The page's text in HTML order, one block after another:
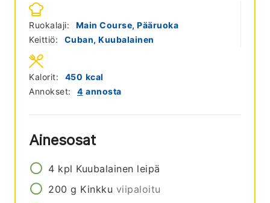
Ruokalaji:
Main Course, Pääruoka
Keittiö:
Cuban, Kuubalainen
Annokset: 4 annosta
Kalorit: 450 kcal
Ainesosat
4 kpl Kuubalainen leipä
200 g Kinkku viipaloitu